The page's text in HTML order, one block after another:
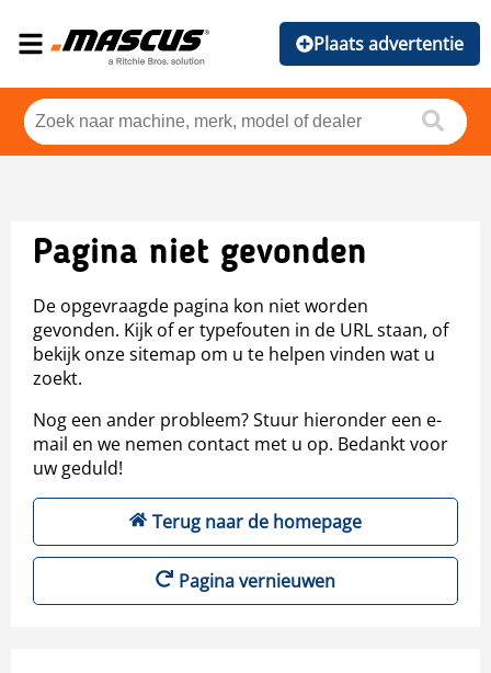
Plaats advertentie
Pagina niet gevonden
De opgevraagde pagina kon niet worden
gevonden. Kijk of er typefouten in de URL staan, of
bekijk onze sitemap om u te helpen vinden wat u
zoekt.
Nog een ander probleem? Stuur hieronder een e-
mail en we nemen contact met u op. Bedankt voor
uw geduld!
Terug naar de homepage
Pagina vernieuwen